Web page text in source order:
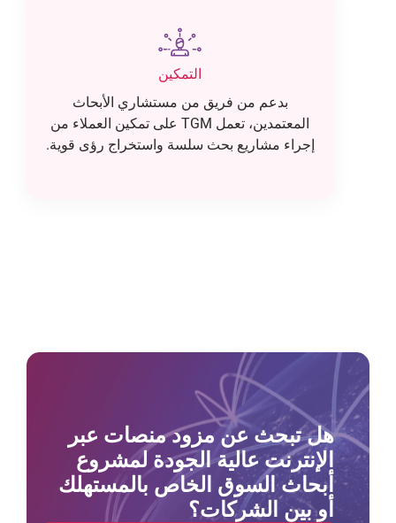
التمكين
بدعم من فريق من مستشاري الأبحاث
المعتمدين، تعمل TGM على تمكين العملاء من
إجراء مشاريع بحث سلسة واستخراج رؤى قوية.
هل تبحث عن مزود منصات عبر
الإنترنت عالية الجودة لمشروع
أبحاث السوق الخاص بالمستهلك
أو بين الشركات؟